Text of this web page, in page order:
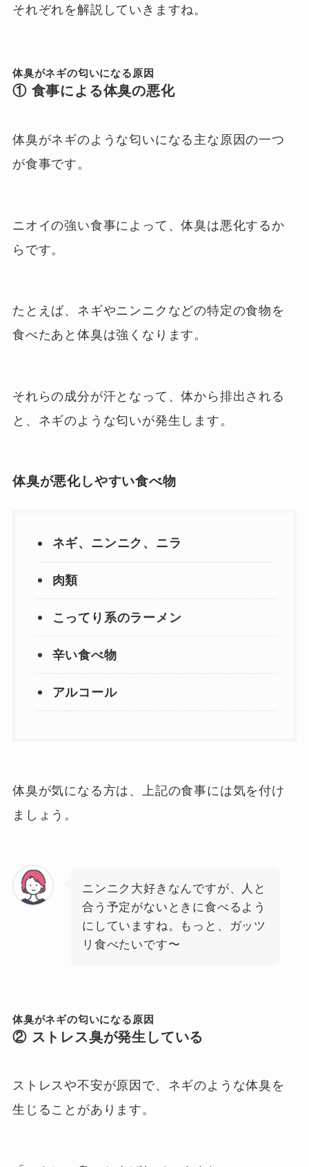
それぞれを解説していきますね。
体臭がネギの匂いになる原因
① 食事による体臭の悪化
体臭がネギのような匂いになる主な原因の一つ
が食事です。
ニオイの強い食事によって、体臭は悪化するか
らです。
たとえば、ネギやニンニクなどの特定の食物を
食べたあと体臭は強くなります。
それらの成分が汗となって、体から排出される
と、ネギのような匂いが発生します。
体臭が悪化しやすい食べ物
ネギ、ニンニク、ニラ
肉類
こってり系のラーメン
辛い食べ物
アルコール
体臭が気になる方は、上記の食事には気を付け
ましょう。
ニンニク大好きなんですが、人と
合う予定がないときに食べるよう
にしていますね。もっと、ガッツ
リ食べたいです〜
体臭がネギの匂いになる原因
② ストレス臭が発生している
ストレスや不安が原因で、ネギのような体臭を
生じることがあります。